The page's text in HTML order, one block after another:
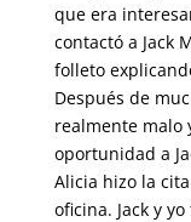
que era
contactó a Jack
folleto
Después de
realmente malo
oportunidad a
Alicia hizo la
oficina. Jack y